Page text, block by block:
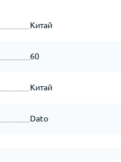
Китай
60
Китай
Dato